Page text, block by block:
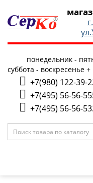
понедельник -
суббота - воскресенье
+7(980) 122-39-
+7(495) 56-56-
+7(495) 56-56-